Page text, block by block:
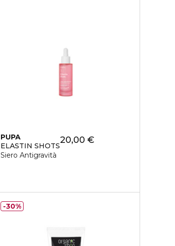
PUPA
ELASTIN SHOTS
Siero Antigravità
20,00 €
30%